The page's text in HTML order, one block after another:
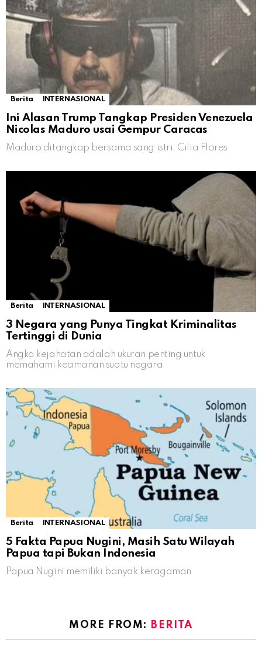
Berita INTERNASIONAL
Ini Alasan Trump Tangkap Presiden Venezuela
Nicolas Maduro usai Gempur Caracas
Maduro ditangkap bersama sang istri, Cilia Flores
Berita INTERNASIONAL
3 Negara yang Punya Tingkat Kriminalitas
Tertinggi di Dunia
Angka kejahatan adalah ukuran penting untuk
memahami keamanan suatu negara
Berita INTERNASIONAL
5 Fakta Papua Nugini, Masih Satu Wilayah
Papua tapi Bukan Indonesia
Papua Nugini memiliki banyak keragaman
MORE FROM: BERITA